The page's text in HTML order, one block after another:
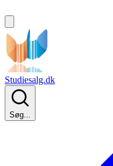
Studiesalg.dk
Søg...